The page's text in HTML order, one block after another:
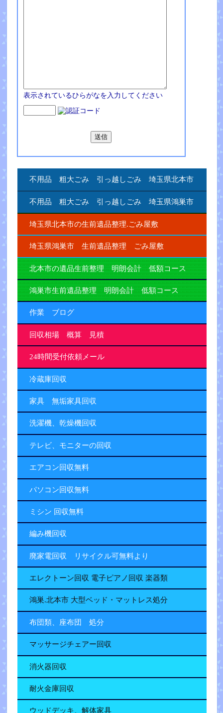
表示されているひらがなを入力してください
不用品 粗大ごみ 引っ越しごみ 埼玉県北本市
不用品 粗大ごみ 引っ越しごみ 埼玉県鴻巣市
埼玉県北本市の生前遺品整理.ごみ屋敷
埼玉県鴻巣市 生前遺品整理 ごみ屋敷
北本市の遺品生前整理 明朗会計 低額コース
鴻巣市生前遺品整理 明朗会計 低額コース
作業 ブログ
回収相場 概算 見積
24時間受付依頼メール
冷蔵庫回収
家具 無垢家具回収
洗濯機、乾燥機回収
テレビ、モニターの回収
エアコン回収無料
パソコン回収無料
ミシン 回収無料
編み機回収
廃家電回収 リサイクル可無料より
エレクトーン回収 電子ピアノ回収 楽器類
鴻巣.北本市 大型ベッド・マットレス処分
布団類、座布団 処分
マッサージチェアー回収
消火器回収
耐火金庫回収
ウッドデッキ、解体家具